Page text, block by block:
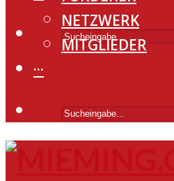
NETZWERK
MITGLIEDER
···